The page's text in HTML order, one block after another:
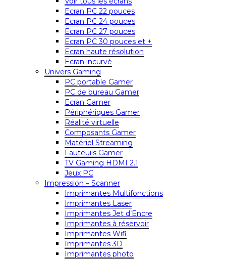
Ecran PC 22 pouces
Ecran PC 24 pouces
Ecran PC 27 pouces
Ecran PC 30 pouces et +
Ecran haute résolution
Ecran incurvé
Univers Gaming
PC portable Gamer
PC de bureau Gamer
Ecran Gamer
Périphériques Gamer
Réalité virtuelle
Composants Gamer
Matériel Streaming
Fauteuils Gamer
TV Gaming HDMI 2.1
Jeux PC
Impression – Scanner
Imprimantes Multifonctions
Imprimantes Laser
Imprimantes Jet d’Encre
Imprimantes à réservoir
Imprimantes Wifi
Imprimantes 3D
Imprimantes photo